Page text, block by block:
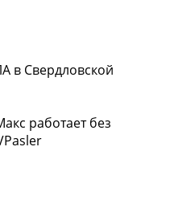
в Свердловской
работает без